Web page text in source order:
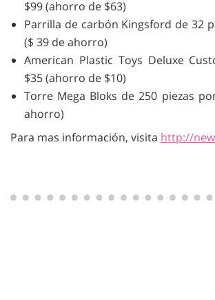
$99 (ahorro de $63)
Parrilla de carbón Kingsford de 32
($ ​39 de ahorro)
American Plastic Toys Deluxe
$35 (ahorro de $10)
Torre Mega Bloks de 250 piezas
ahorro)
Para mas información, visita http://